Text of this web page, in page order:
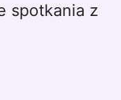
spotkania z